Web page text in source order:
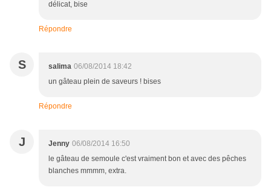
délicat, bise
Répondre
S salima 06/08/2014 18:42
un gâteau plein de saveurs ! bises
Répondre
J Jenny 06/08/2014 16:50
le gâteau de semoule c'est vraiment bon et avec des pêches
blanches mmmm, extra.